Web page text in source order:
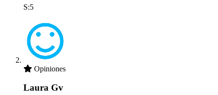
S:5
Opiniones
Laura Gv